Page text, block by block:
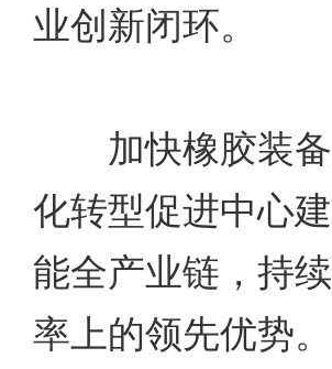
业创新闭环。
加快橡胶装备
化转型促进中心
能全产业链，持
率上的领先优势。